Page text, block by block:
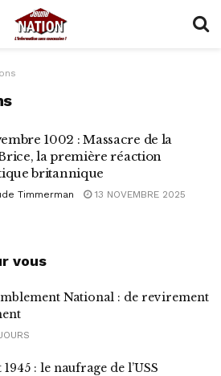
1002 : Massacre de la
la première réaction
britannique
Timmerman
13 NOVEMBRE 2025
vous
National : de revirement
: le naufrage de l’USS